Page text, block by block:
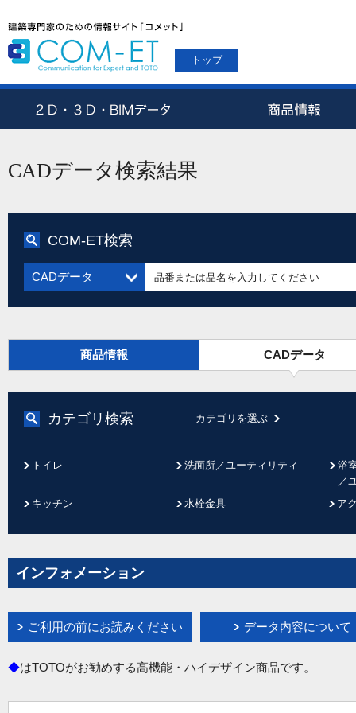
トップ
CADデータ検索結果
COM-ET検索
CADデータ
商品情報 CADデータ
カテゴリ検索 カテゴリを選ぶ
トイレ 洗面所／ユーティリティ
浴
／
キッチン
水栓金具 ア
インフォメーション
ご利用の前にお読みください データ内容について
◆はTOTOがお勧めする高機能・ハイデザイン商品です。